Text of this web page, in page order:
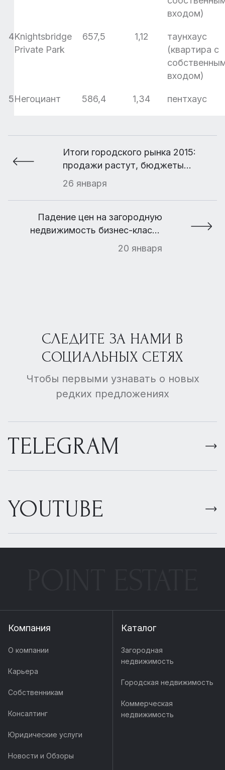
входом)
4Knightsbridge
Private Park
657,5 1,12
таунхаус
(квартира с
входом)
5Негоциант 586,4 1,34 пентхаус
Итоги городского рынка 2015:
продажи растут, бюджеты
сокращаются
26 января
Падение цен на загородную
недвижимость бизнес-класса
достигло 50%
20 января
СЛЕДИТЕ ЗА НАМИ В
СОЦИАЛЬНЫХ СЕТЯХ
Чтобы первыми узнавать о новых
редких предложениях
TELEGRAM
YOUTUBE
Компания
О компании
Карьера
Собственникам
Консалтинг
Юридические услуги
Новости и Обзоры
Каталог
Загородная
недвижимость
Городская недвижимость
Коммерческая
недвижимость